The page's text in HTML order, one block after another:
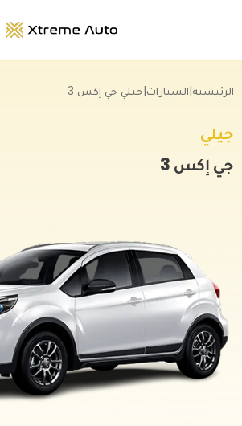
الرئيسية|السيارات|جيلي جي إكس 3
جيلي
جي إكس 3